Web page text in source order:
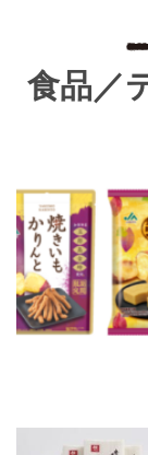
食品／